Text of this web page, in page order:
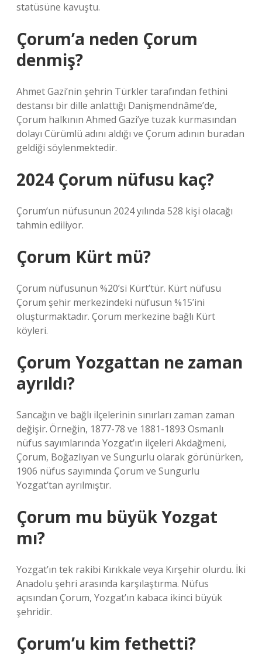
statüsüne kavuştu.
Çorum’a neden Çorum
denmiş?
Ahmet Gazi’nin şehrin Türkler tarafından fethini
destansı bir dille anlattığı Danişmendnâme’de,
Çorum halkının Ahmed Gazi’ye tuzak kurmasından
dolayı Cürümlü adını aldığı ve Çorum adının buradan
geldiği söylenmektedir.
2024 Çorum nüfusu kaç?
Çorum’un nüfusunun 2024 yılında 528 kişi olacağı
tahmin ediliyor.
Çorum Kürt mü?
Çorum nüfusunun %20’si Kürt’tür. Kürt nüfusu
Çorum şehir merkezindeki nüfusun %15’ini
oluşturmaktadır. Çorum merkezine bağlı Kürt
köyleri.
Çorum Yozgattan ne zaman
ayrıldı?
Sancağın ve bağlı ilçelerinin sınırları zaman zaman
değişir. Örneğin, 1877-78 ve 1881-1893 Osmanlı
nüfus sayımlarında Yozgat’ın ilçeleri Akdağmeni,
Çorum, Boğazlıyan ve Sungurlu olarak görünürken,
1906 nüfus sayımında Çorum ve Sungurlu
Yozgat’tan ayrılmıştır.
Çorum mu büyük Yozgat
mı?
Yozgat’ın tek rakibi Kırıkkale veya Kırşehir olurdu. İki
Anadolu şehri arasında karşılaştırma. Nüfus
açısından Çorum, Yozgat’ın kabaca ikinci büyük
şehridir.
Çorum’u kim fethetti?